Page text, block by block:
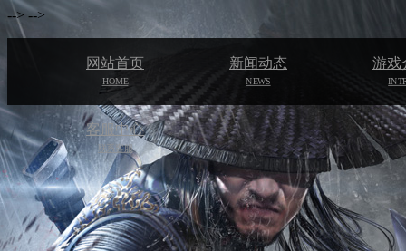
-->-->
网站首页
HOME
新闻动态
NEWS
游戏
客服中心
联系客服